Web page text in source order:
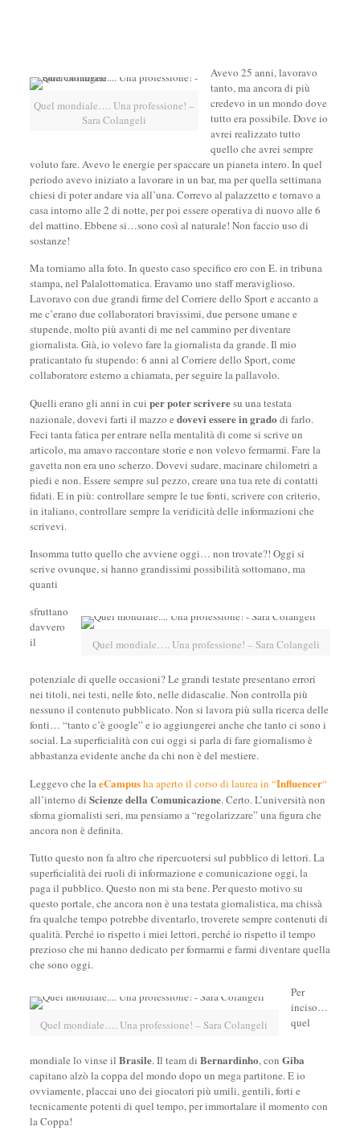
Quel mondiale…. Una professione! –
Sara Colangeli
Avevo 25 anni, lavoravo
tanto, ma ancora di più
credevo in un mondo dove
tutto era possibile. Dove io
avrei realizzato tutto
quello che avrei sempre
voluto fare. Avevo le energie per spaccare un pianeta intero. In quel
periodo avevo iniziato a lavorare in un bar, ma per quella settimana
chiesi di poter andare via all’una. Correvo al palazzetto e tornavo a
casa intorno alle 2 di notte, per poi essere operativa di nuovo alle 6
del mattino. Ebbene si…sono così al naturale! Non faccio uso di
sostanze!
Ma torniamo alla foto. In questo caso specifico ero con E. in tribuna
stampa, nel Palalottomatica. Eravamo uno staff meraviglioso.
Lavoravo con due grandi firme del Corriere dello Sport e accanto a
me c’erano due collaboratori bravissimi, due persone umane e
stupende, molto più avanti di me nel cammino per diventare
giornalista. Già, io volevo fare la giornalista da grande. Il mio
praticantato fu stupendo: 6 anni al Corriere dello Sport, come
collaboratore esterno a chiamata, per seguire la pallavolo.
Quelli erano gli anni in cui per poter scriveresu una testata
nazionale, dovevi farti il mazzo e dovevi essere in grado di farlo.
Feci tanta fatica per entrare nella mentalità di come si scrive un
articolo, ma amavo raccontare storie e non volevo fermarmi. Fare la
gavetta non era uno scherzo. Dovevi sudare, macinare chilometri a
piedi e non. Essere sempre sul pezzo, creare una tua rete di contatti
fidati. E in più: controllare sempre le tue fonti, scrivere con criterio,
in italiano, controllare sempre la veridicità delle informazioni che
scrivevi.
Insomma tutto quello che avviene oggi… non trovate?! Oggi si
scrive ovunque, si hanno grandissimi possibilità sottomano, ma
quanti
Quel mondiale…. Una professione! – Sara Colangeli
sfruttano
davvero
il
potenziale di quelle occasioni? Le grandi testate presentano errori
nei titoli, nei testi, nelle foto, nelle didascalie. Non controlla più
nessuno il contenuto pubblicato. Non si lavora più sulla ricerca delle
fonti… “tanto c’è google” e io aggiungerei anche che tanto ci sono i
social. La superficialità con cui oggi si parla di fare giornalismo è
abbastanza evidente anche da chi non è del mestiere.
Leggevo che laeCampusha aperto il corso di laurea in “Influencer“
all’interno di Scienze della Comunicazione. Certo. L’università non
sforna giornalisti seri, ma pensiamo a “regolarizzare” una figura che
ancora non è definita.
Tutto questo non fa altro che ripercuotersi sul pubblico di lettori. La
superficialità dei ruoli di informazione e comunicazione oggi, la
paga il pubblico. Questo non mi sta bene. Per questo motivo su
questo portale, che ancora non è una testata giornalistica, ma chissà
fra qualche tempo potrebbe diventarlo, troverete sempre contenuti di
qualità. Perché io rispetto i miei lettori, perché io rispetto il tempo
prezioso che mi hanno dedicato per formarmi e farmi diventare quella
che sono oggi.
Quel mondiale…. Una professione! – Sara Colangeli
Per
inciso…
quel
mondiale lo vinse il Brasile. Il team di Bernardinho, con Giba
capitano alzò la coppa del mondo dopo un mega partitone. E io
ovviamente, placcai uno dei giocatori più umili, gentili, forti e
tecnicamente potenti di quel tempo, per immortalare il momento con
la Coppa!